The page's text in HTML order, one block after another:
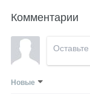
Комментарии
Новые